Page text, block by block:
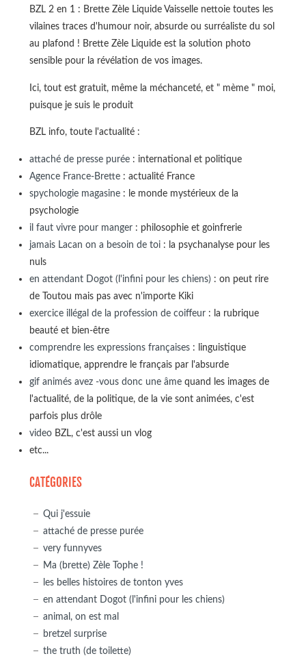
BZL 2 en 1 : Brette Zèle Liquide Vaisselle nettoie toutes les
vilaines traces d'humour noir, absurde ou surréaliste du sol
au plafond ! Brette Zèle Liquide est la solution photo
sensible pour la révélation de vos images.
Ici, tout est gratuit, même la méchanceté, et " mème " moi,
puisque je suis le produit
BZL info, toute l'actualité :
attaché de presse purée: international et politique
Agence France-Brette: actualité France
spychologie magasine: le monde mystérieux de la
psychologie
il faut vivre pour manger: philosophie et goinfrerie
jamais Lacan on a besoin de toi: la psychanalyse pour les
nuls
en attendant Dogot (l'infini pour les chiens): on peut rire
de Toutou mais pas avec n'importe Kiki
exercice illégal de la profession de coiffeur: la rubrique
beauté et bien-être
comprendre les expressions françaises: linguistique
idiomatique, apprendre le français par l'absurde
gif animés avez -vous donc une âmequand les images de
l'actualité, de la politique, de la vie sont animées, c'est
parfois plus drôle
videoBZL, c'est aussi un vlog
etc...
CATÉGORIES
Qui j'essuie
attaché de presse purée
very funnyves
Ma (brette) Zèle Tophe !
les belles histoires de tonton yves
en attendant Dogot (l'infini pour les chiens)
animal, on est mal
bretzel surprise
the truth (de toilette)